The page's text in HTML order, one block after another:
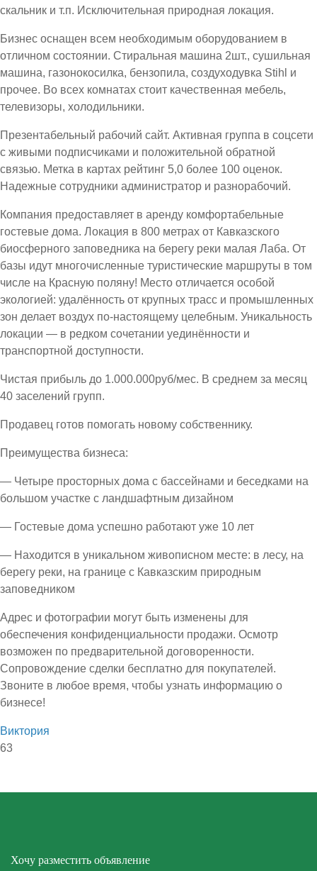
скальник и т.п. Исключительная природная локация.
Бизнес оснащен всем необходимым оборудованием в
отличном состоянии. Стиральная машина 2шт., сушильная
машина, газонокосилка, бензопила, создуходувка Stihl и
прочее. Во всех комнатах стоит качественная мебель,
телевизоры, холодильники.
Презентабельный рабочий сайт. Активная группа в соцсети
с живыми подписчиками и положительной обратной
связью. Метка в картах рейтинг 5,0 более 100 оценок.
Надежные сотрудники администратор и разнорабочий.
Компания предоставляет в аренду комфортабельные
гостевые дома. Локация в 800 метрах от Кавказского
биосферного заповедника на берегу реки малая Лаба. От
базы идут многочисленные туристические маршруты в том
числе на Красную поляну! Место отличается особой
экологией: удалённость от крупных трасс и промышленных
зон делает воздух по-настоящему целебным. Уникальность
локации — в редком сочетании уединённости и
транспортной доступности.
Чистая прибыль до 1.000.000руб/мес. В среднем за месяц
40 заселений групп.
Продавец готов помогать новому собственнику.
Преимущества бизнеса:
— Четыре просторных дома с бассейнами и беседками на
большом участке с ландшафтным дизайном
— Гостевые дома успешно работают уже 10 лет
— Находится в уникальном живописном месте: в лесу, на
берегу реки, на границе с Кавказским природным
заповедником
Адрес и фотографии могут быть изменены для
обеспечения конфиденциальности продажи. Осмотр
возможен по предварительной договоренности.
Сопровождение сделки бесплатно для покупателей.
Звоните в любое время, чтобы узнать информацию о
бизнесе!
Виктория
63
Хочу разместить объявление